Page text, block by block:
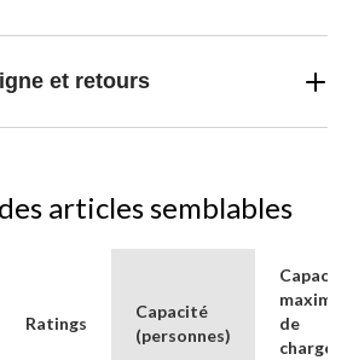
et retours
articles semblables
Ratings
Capacité
(personnes)
de
charge